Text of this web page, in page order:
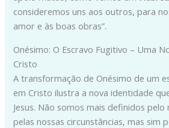
consideremos uns aos outros, para
amor e às boas obras”.
Onésimo: O Escravo Fugitivo – Uma
Cristo
A transformação de Onésimo de um
em Cristo ilustra a nova identidade
Jesus. Não somos mais definidos
pelas nossas circunstâncias, mas sim